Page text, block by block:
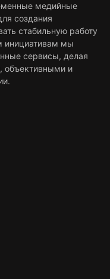
медийные
создания
стабильную работу
инициативам мы
сервисы, делая
объективными и